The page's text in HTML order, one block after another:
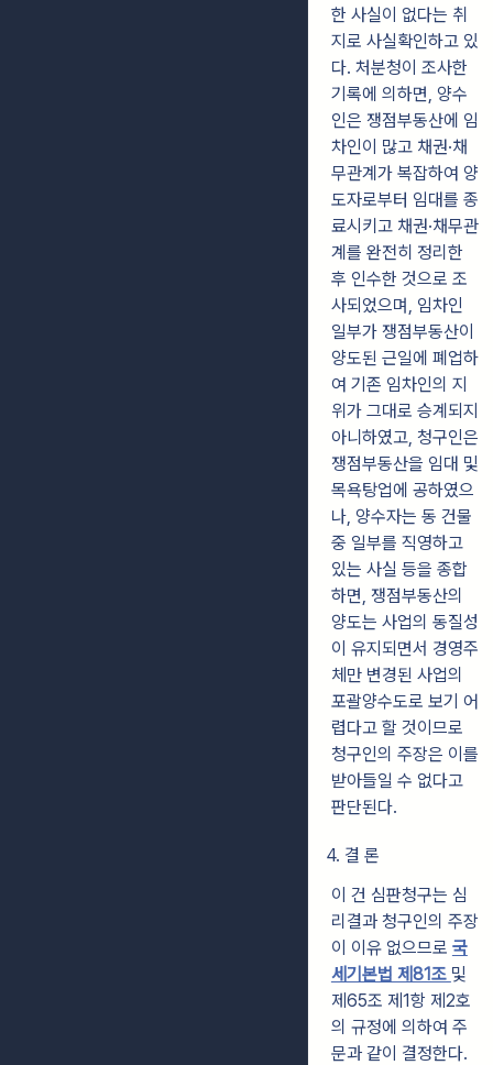
한 사실이 없다는 취
지로 사실확인하고 있
다. 처분청이 조사한
기록에 의하면, 양수
인은 쟁점부동산에 임
차인이 많고 채권·채
무관계가 복잡하여 양
도자로부터 임대를 종
료시키고 채권·채무관
계를 완전히 정리한
후 인수한 것으로 조
사되었으며, 임차인
일부가 쟁점부동산이
양도된 근일에 폐업하
여 기존 임차인의 지
위가 그대로 승계되지
아니하였고, 청구인은
쟁점부동산을 임대 및
목욕탕업에 공하였으
나, 양수자는 동 건물
중 일부를 직영하고
있는 사실 등을 종합
하면, 쟁점부동산의
양도는 사업의 동질성
이 유지되면서 경영주
체만 변경된 사업의
포괄양수도로 보기 어
렵다고 할 것이므로
청구인의 주장은 이를
받아들일 수 없다고
판단된다.
4. 결 론
이 건 심판청구는 심
리결과 청구인의 주장
이 이유 없으므로 국
세기본법 제81조 및
제65조 제1항 제2호
의 규정에 의하여 주
문과 같이 결정한다.